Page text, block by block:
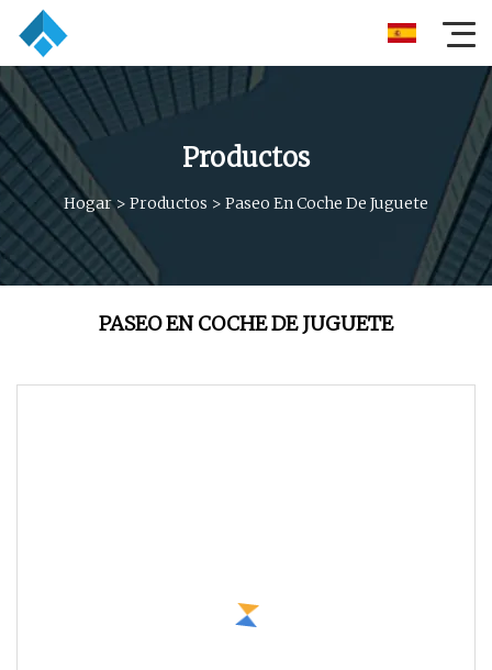
Productos
Hogar> Productos > Paseo En Coche De Juguete
PASEO EN COCHE DE JUGUETE